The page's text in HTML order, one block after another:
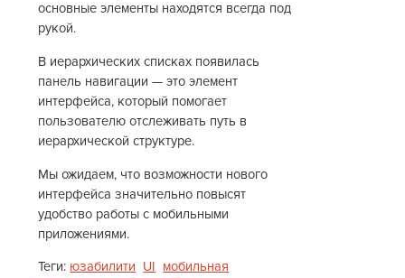
основные элементы находятся всегда под
рукой.
В иерархических списках появилась
панель навигации — это элемент
интерфейса, который помогает
пользователю отслеживать путь в
иерархической структуре.
Мы ожидаем, что возможности нового
интерфейса значительно повысят
удобство работы с мобильными
приложениями.
Теги: юзабилити UI мобильная